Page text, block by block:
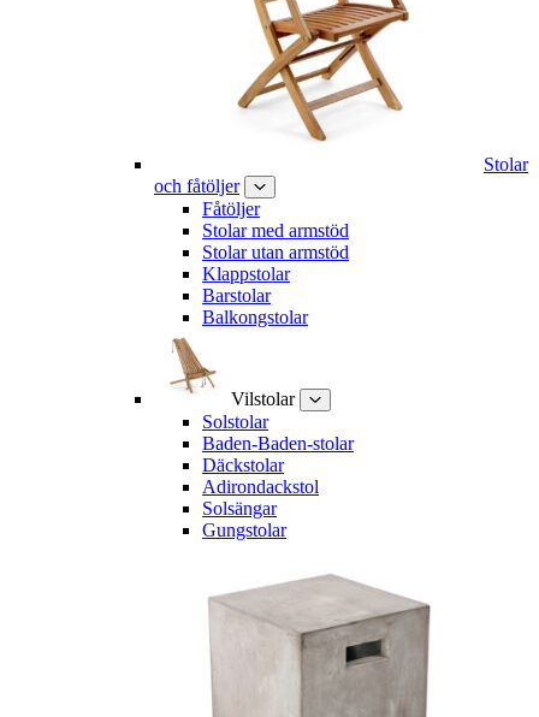
Stolar
och fåtöljer
Fåtöljer
Stolar med armstöd
Stolar utan armstöd
Klappstolar
Barstolar
Balkongstolar
Vilstolar
Solstolar
Baden-Baden-stolar
Däckstolar
Adirondackstol
Solsängar
Gungstolar